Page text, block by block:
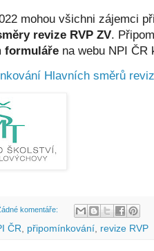
mohou všichni zájemci
revize RVP ZV.
formuláře na webu NPI
Hlavních směrů
komentáře:
ČR připomínkování revize RVP